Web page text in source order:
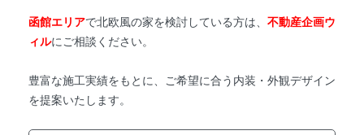
函館エリアで北欧風の家を検討している方は、 不動産企画ウ
ィルにご相談ください。
豊富な施工実績をもとに、ご希望に合う内装・外観デザイン
を提案いたします。